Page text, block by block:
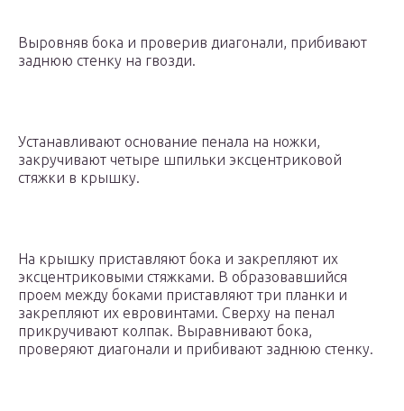
Выровняв бока и проверив диагонали, прибивают
заднюю стенку на гвозди.
Устанавливают основание пенала на ножки,
закручивают четыре шпильки эксцентриковой
стяжки в крышку.
На крышку приставляют бока и закрепляют их
эксцентриковыми стяжками. В образовавшийся
проем между боками приставляют три планки и
закрепляют их евровинтами. Сверху на пенал
прикручивают колпак. Выравнивают бока,
проверяют диагонали и прибивают заднюю стенку.